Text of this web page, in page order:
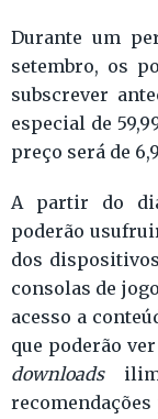
Durante um
setembro, os
subscrever
especial de
preço será de
A partir do
poderão
dos
consolas de
acesso a
que poderão
downloads